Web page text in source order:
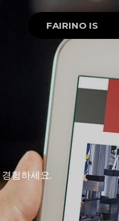
FAIRINO IS
험하세요.